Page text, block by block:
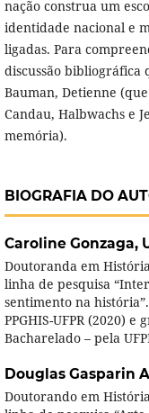
nação construa um
identidade nacional e
ligadas. Para
discussão bibliográfica
Bauman, Detienne
Candau, Halbwachs e
memória).
BIOGRAFIA DO
Caroline Gonzaga,
Doutoranda em
linha de pesquisa
sentimento na
PPGHIS-UFPR (2020)
Bacharelado – pela
Douglas Gasparin
Doutorando em